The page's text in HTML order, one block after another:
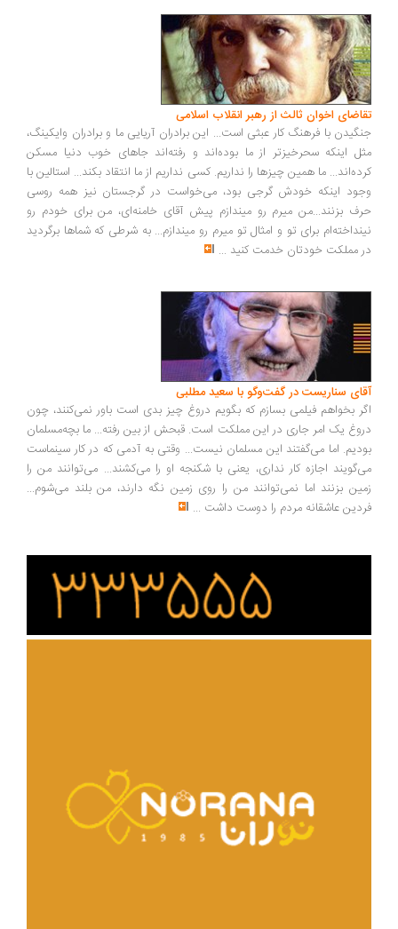
اخوان ثالث از رهبر انقلاب اسلامی
با فرهنگ کار عبثی است... این برادران آریایی ما و برادران وایکینگ،
اینکه سحرخیزتر از ما بوده‌اند و رفته‌اند جاهای خوب دنیا مسکن
ما همین چیزها را نداریم. کسی نداریم از ما انتقاد بکند... استالین با
اینکه خودش گرجی بود، می‌خواست در گرجستان نیز همه روسی
بزنند...من میرم رو میندازم پیش آقای خامنه‌ای، من برای خودم رو
برای تو و امثال تو میرم رو میندازم... به شرطی که شماها برگردید
مملکت خودتان خدمت کنید...
سناریست در گفت‌وگو با سعید مطلبی
بخواهم فیلمی بسازم که بگویم دروغ چیز بدی است باور نمی‌کنند، چون
یک امر جاری در این مملکت است. قبحش از بین رفته... ما بچه‌مسلمان
اما می‌گفتند این مسلمان نیست... وقتی به آدمی که در کار سینماست
اجازه کار نداری، یعنی با شکنجه او را می‌کشند... می‌توانند من را
بزنند اما نمی‌توانند من را روی زمین نگه دارند، من بلند می‌شوم...
عاشقانه مردم را دوست داشت ...